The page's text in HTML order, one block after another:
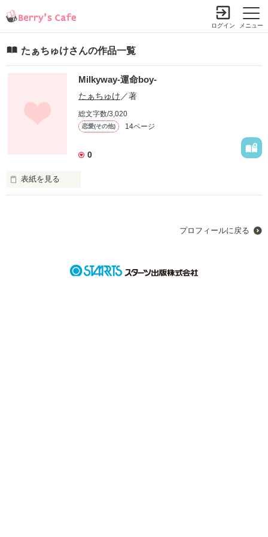
メニュー
ログイン
たぁちゅけさんの作品一覧
Milkyway-運命boy-
たぁちゅけ ／著
総文字数/3,020
恋愛(その他) 14ページ
0
表紙を見る
作品を読む
プロフィールに戻る